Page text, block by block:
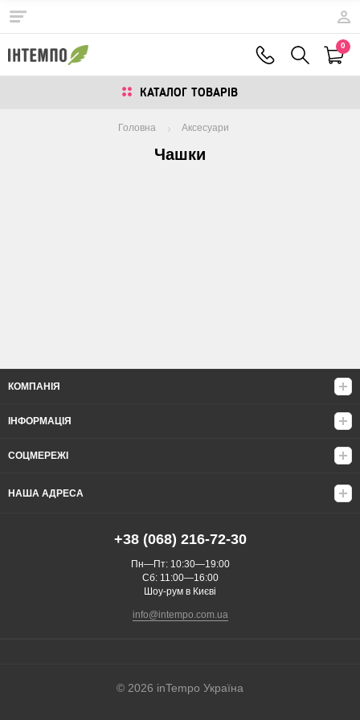
0
КАТАЛОГ ТОВАРIВ
Головна Аксесуари
Чашки
КОМПАНІЯ
ІНФОРМАЦІЯ
СОЦМЕРЕЖІ
НАША АДРЕСА
+38 (068) 216-72-30
Пн—Пт: 10:30—19:00
Сб: 11:00—16:00
Шоу-рум в Києві
info@intempo.com.ua
© 2026 inTempo Україна